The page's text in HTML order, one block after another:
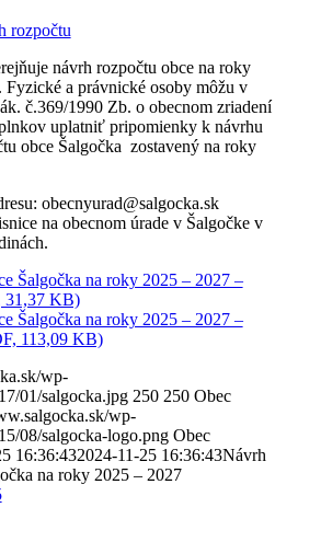
rozpočtu
návrh rozpočtu obce na roky
Fyzické a právnické osoby môžu v
č.369/1990 Zb. o obecnom zriadení
uplatniť pripomienky k návrhu
obce Šalgočka zostavený na roky
obecnyurad@salgocka.sk
na obecnom úrade v Šalgočke v
Šalgočka na roky 2025 – 2027 –
31,37 KB)
Šalgočka na roky 2025 – 2027 –
113,09 KB)
wp-
01/salgocka.jpg 250 250 Obec
wp-
08/salgocka-logo.png Obec
16:36:432024-11-25 16:36:43Návrh
na roky 2025 – 2027